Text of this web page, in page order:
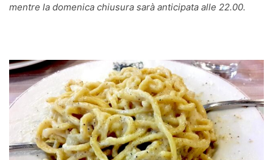
mentre la domenica chiusura sarà anticipata alle 22.00.